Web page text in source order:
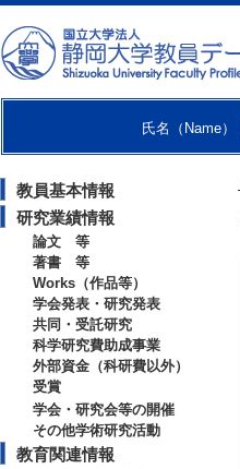
氏名（Name）
教員基本情報
研究業績情報
論文 等
著書 等
Works（作品等）
学会発表・研究発表
共同・受託研究
科学研究費助成事業
外部資金（科研費以外）
受賞
学会・研究会等の開催
その他学術研究活動
教育関連情報